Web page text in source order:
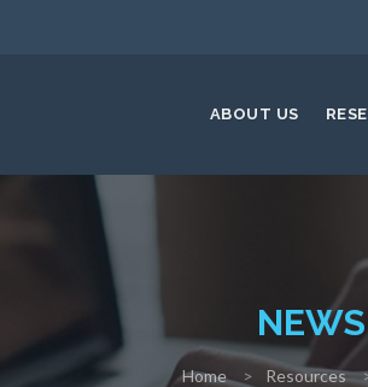
ABOUT US
NEWS
Home Resources